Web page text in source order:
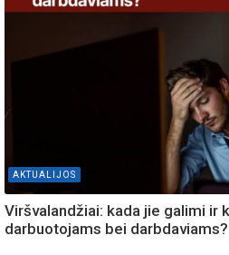
AKTUALIJOS
Viršvalandžiai: kada jie galimi ir
darbuotojams bei darbdaviams?